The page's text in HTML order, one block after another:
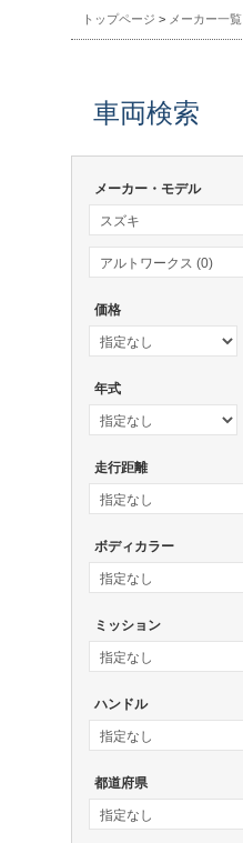
トップページ > メーカー一覧
車両検索
メーカー・モデル
価格
年式
走行距離
ボディカラー
ミッション
ハンドル
都道府県